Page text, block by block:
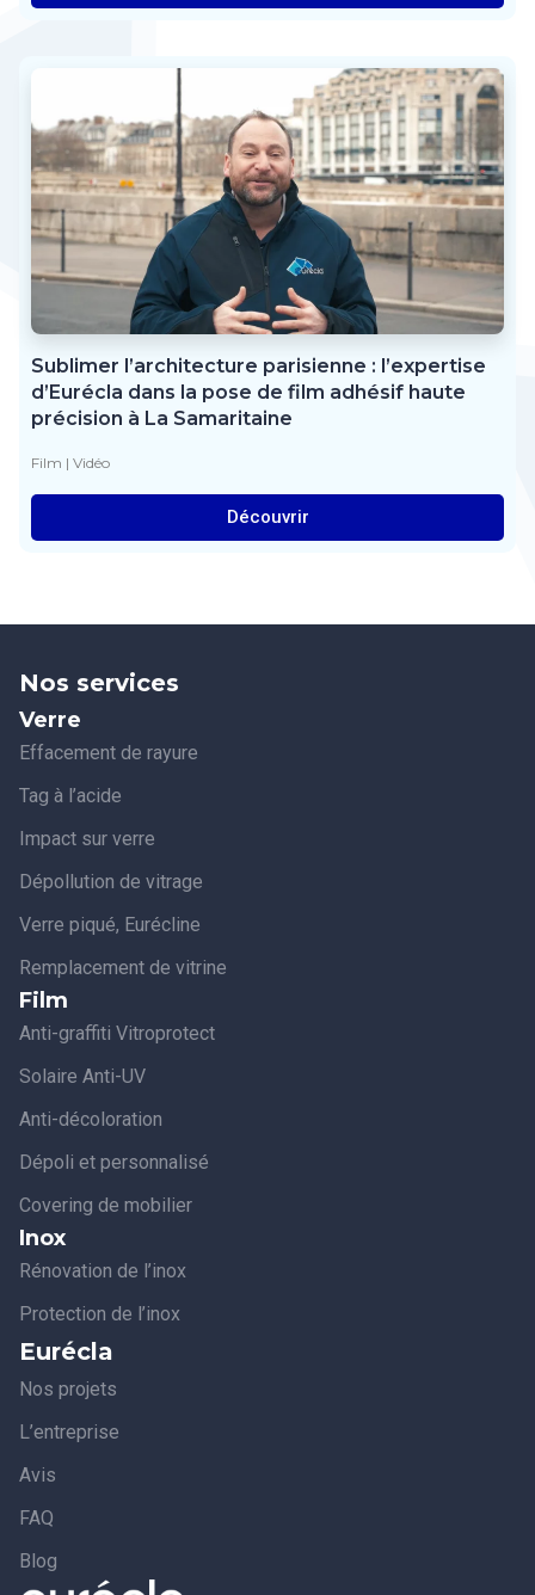
Sublimer l’architecture parisienne : l’expertise
d’Eurécla dans la pose de film adhésif haute
précision à La Samaritaine
Film | Vidéo
Découvrir
Nos services
Verre
Effacement de rayure
Tag à l’acide
Impact sur verre
Dépollution de vitrage
Verre piqué, Eurécline
Remplacement de vitrine
Film
Anti-graffiti Vitroprotect
Solaire Anti-UV
Anti-décoloration
Dépoli et personnalisé
Covering de mobilier
Inox
Rénovation de l’inox
Protection de l’inox
Eurécla
Nos projets
L’entreprise
Avis
FAQ
Blog